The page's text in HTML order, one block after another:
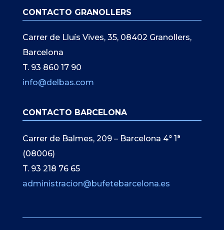
CONTACTO GRANOLLERS
Carrer de Lluís Vives, 35, 08402 Granollers,
Barcelona
T. 93 860 17 90
info@delbas.com
CONTACTO BARCELONA
Carrer de Balmes, 209 – Barcelona 4º 1ª
(08006)
T. 93 218 76 65
administracion@bufetebarcelona.es